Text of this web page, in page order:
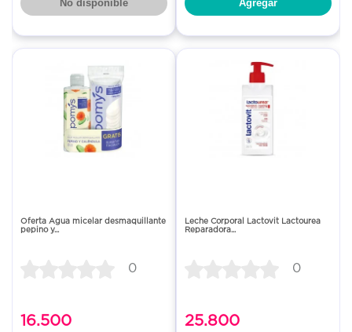
No disponible Agregar
Oferta Agua micelar desmaquillante
pepino y...
0
16.500
Leche Corporal Lactovit Lactourea
Reparadora...
0
25.800